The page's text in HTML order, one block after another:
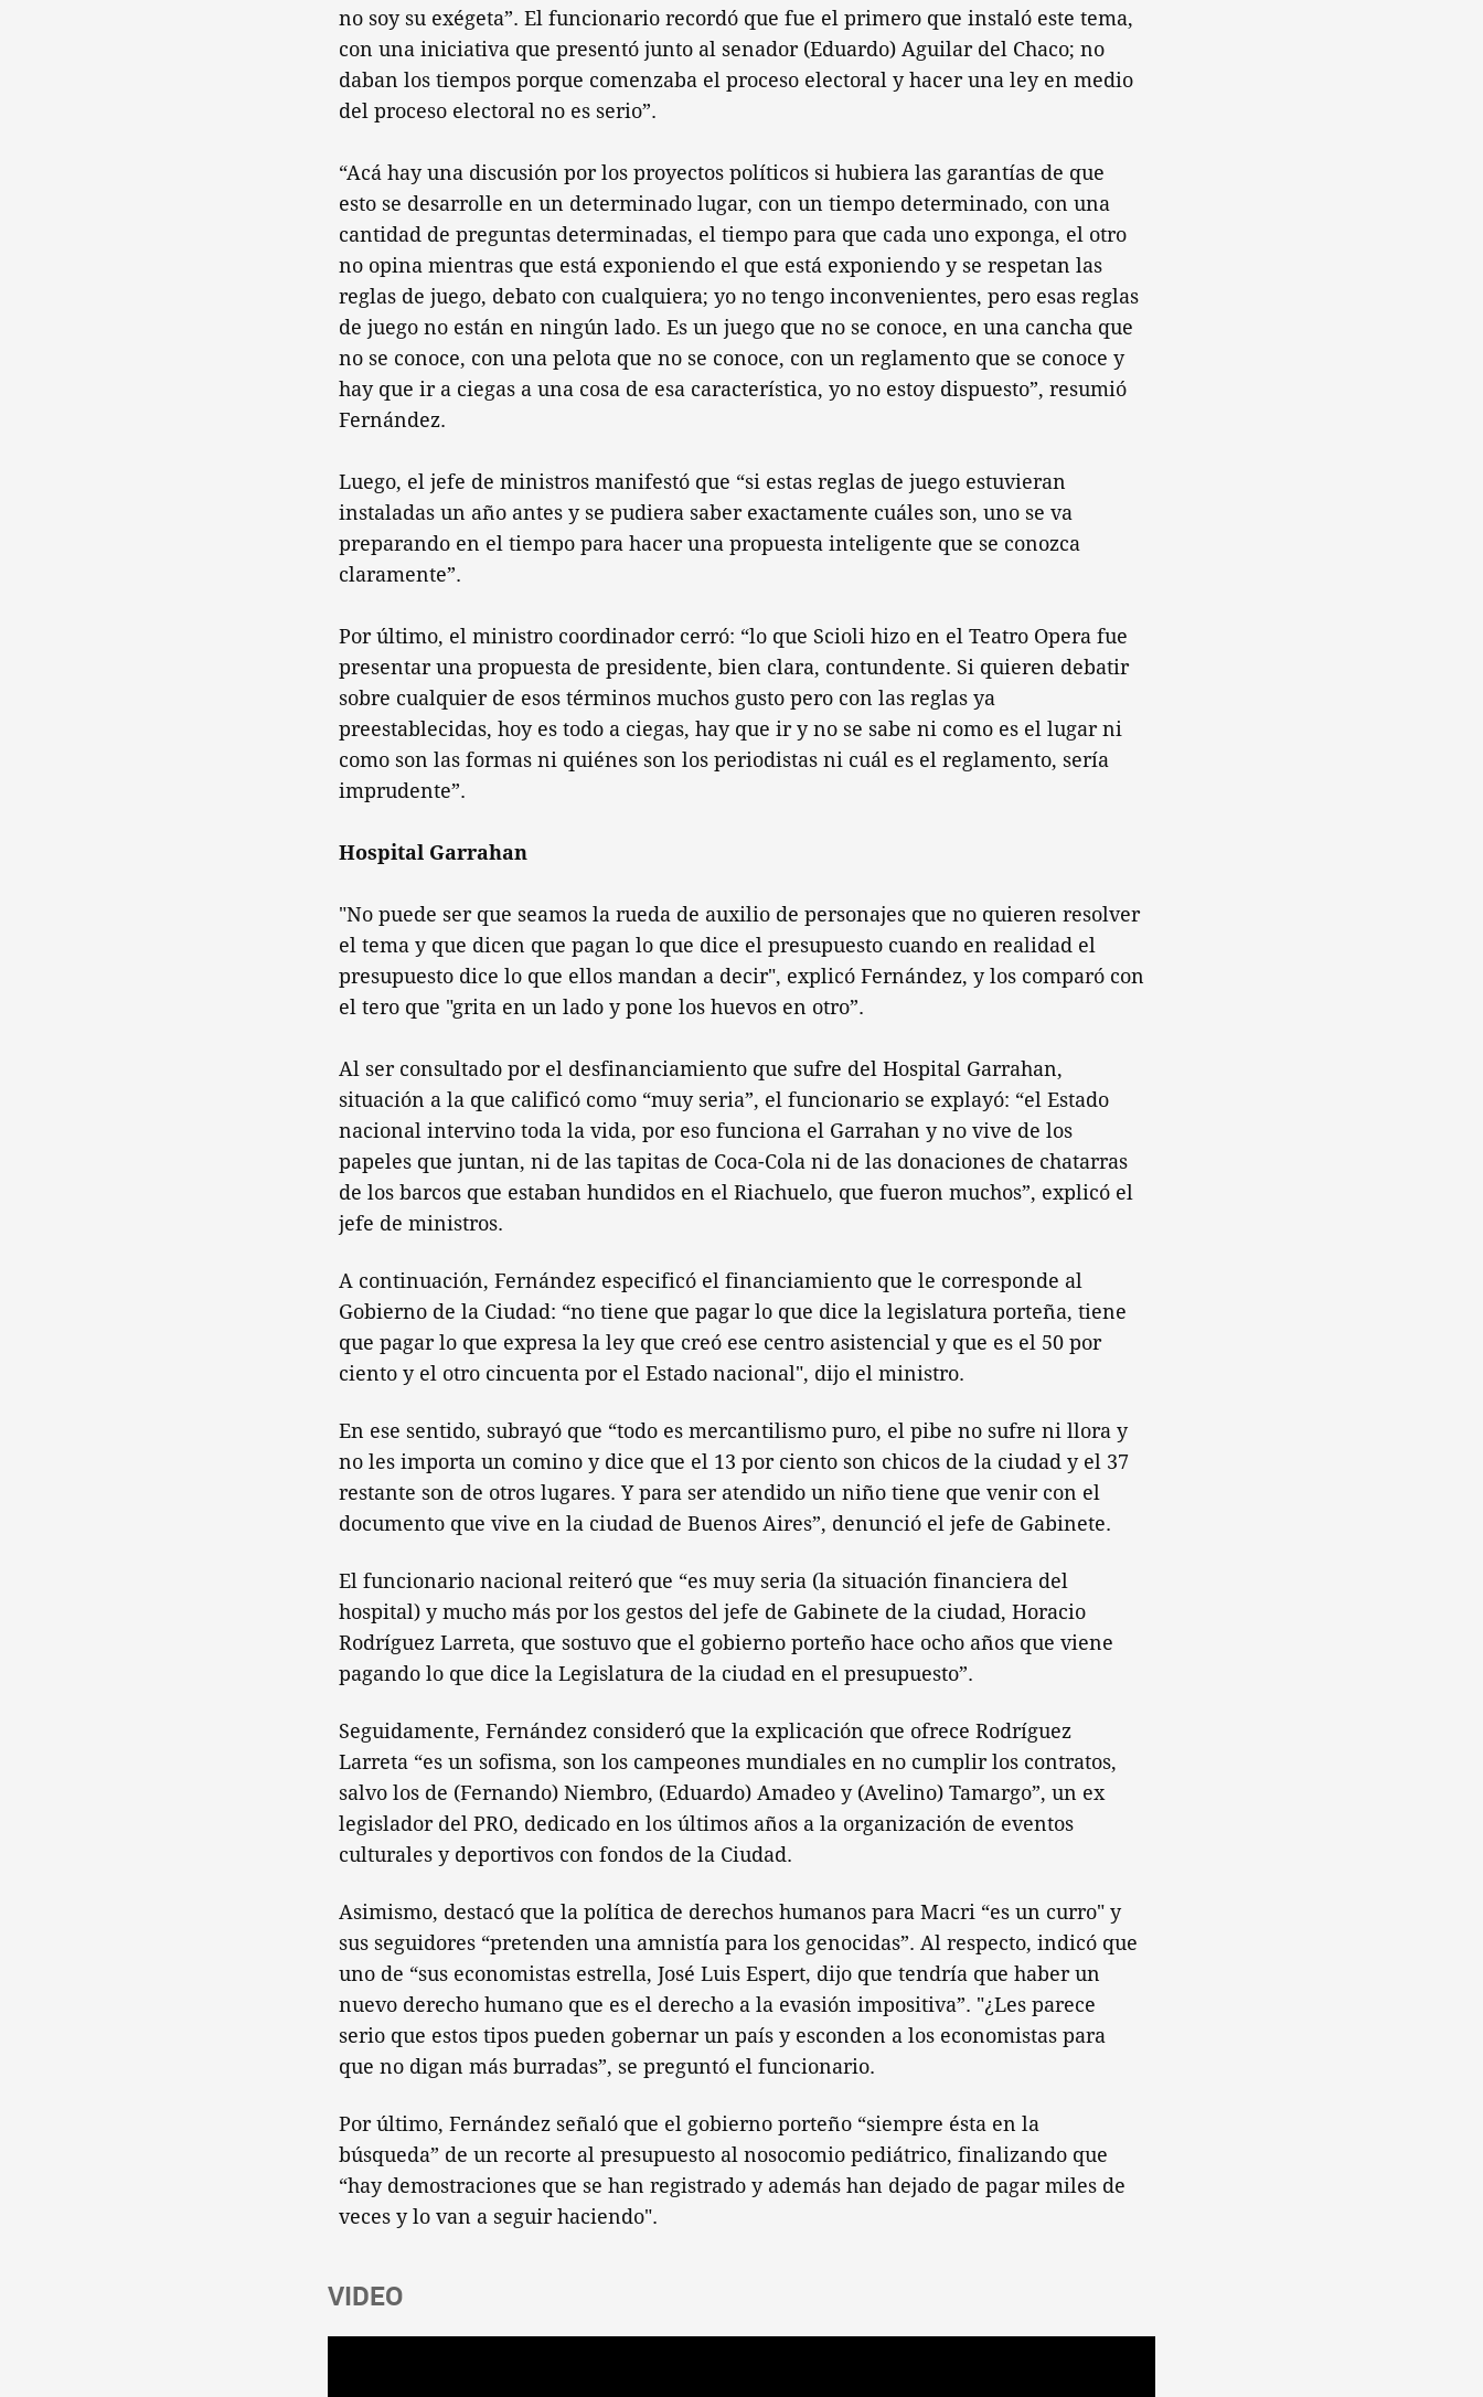
no soy su exégeta”. El funcionario recordó que fue el primero que instaló este tema,
con una iniciativa que presentó junto al senador (Eduardo) Aguilar del Chaco; no
daban los tiempos porque comenzaba el proceso electoral y hacer una ley en medio
del proceso electoral no es serio”.
“Acá hay una discusión por los proyectos políticos si hubiera las garantías de que
esto se desarrolle en un determinado lugar, con un tiempo determinado, con una
cantidad de preguntas determinadas, el tiempo para que cada uno exponga, el otro
no opina mientras que está exponiendo el que está exponiendo y se respetan las
reglas de juego, debato con cualquiera; yo no tengo inconvenientes, pero esas reglas
de juego no están en ningún lado. Es un juego que no se conoce, en una cancha que
no se conoce, con una pelota que no se conoce, con un reglamento que se conoce y
hay que ir a ciegas a una cosa de esa característica, yo no estoy dispuesto”, resumió
Fernández.
Luego, el jefe de ministros manifestó que “si estas reglas de juego estuvieran
instaladas un año antes y se pudiera saber exactamente cuáles son, uno se va
preparando en el tiempo para hacer una propuesta inteligente que se conozca
claramente”.
Por último, el ministro coordinador cerró: “lo que Scioli hizo en el Teatro Opera fue
presentar una propuesta de presidente, bien clara, contundente. Si quieren debatir
sobre cualquier de esos términos muchos gusto pero con las reglas ya
preestablecidas, hoy es todo a ciegas, hay que ir y no se sabe ni como es el lugar ni
como son las formas ni quiénes son los periodistas ni cuál es el reglamento, sería
imprudente”.
Hospital Garrahan
"No puede ser que seamos la rueda de auxilio de personajes que no quieren resolver
el tema y que dicen que pagan lo que dice el presupuesto cuando en realidad el
presupuesto dice lo que ellos mandan a decir", explicó Fernández, y los comparó con
el tero que "grita en un lado y pone los huevos en otro”.
Al ser consultado por el desfinanciamiento que sufre del Hospital Garrahan,
situación a la que calificó como “muy seria”, el funcionario se explayó: “el Estado
nacional intervino toda la vida, por eso funciona el Garrahan y no vive de los
papeles que juntan, ni de las tapitas de Coca-Cola ni de las donaciones de chatarras
de los barcos que estaban hundidos en el Riachuelo, que fueron muchos”, explicó el
jefe de ministros.
A continuación, Fernández especificó el financiamiento que le corresponde al
Gobierno de la Ciudad: “no tiene que pagar lo que dice la legislatura porteña, tiene
que pagar lo que expresa la ley que creó ese centro asistencial y que es el 50 por
ciento y el otro cincuenta por el Estado nacional", dijo el ministro.
En ese sentido, subrayó que “todo es mercantilismo puro, el pibe no sufre ni llora y
no les importa un comino y dice que el 13 por ciento son chicos de la ciudad y el 37
restante son de otros lugares. Y para ser atendido un niño tiene que venir con el
documento que vive en la ciudad de Buenos Aires”, denunció el jefe de Gabinete.
El funcionario nacional reiteró que “es muy seria (la situación financiera del
hospital) y mucho más por los gestos del jefe de Gabinete de la ciudad, Horacio
Rodríguez Larreta, que sostuvo que el gobierno porteño hace ocho años que viene
pagando lo que dice la Legislatura de la ciudad en el presupuesto”.
Seguidamente, Fernández consideró que la explicación que ofrece Rodríguez
Larreta “es un sofisma, son los campeones mundiales en no cumplir los contratos,
salvo los de (Fernando) Niembro, (Eduardo) Amadeo y (Avelino) Tamargo”, un ex
legislador del PRO, dedicado en los últimos años a la organización de eventos
culturales y deportivos con fondos de la Ciudad.
Asimismo, destacó que la política de derechos humanos para Macri “es un curro" y
sus seguidores “pretenden una amnistía para los genocidas”. Al respecto, indicó que
uno de “sus economistas estrella, José Luis Espert, dijo que tendría que haber un
nuevo derecho humano que es el derecho a la evasión impositiva”. "¿Les parece
serio que estos tipos pueden gobernar un país y esconden a los economistas para
que no digan más burradas”, se preguntó el funcionario.
Por último, Fernández señaló que el gobierno porteño “siempre ésta en la
búsqueda” de un recorte al presupuesto al nosocomio pediátrico, finalizando que
“hay demostraciones que se han registrado y además han dejado de pagar miles de
veces y lo van a seguir haciendo".
VIDEO